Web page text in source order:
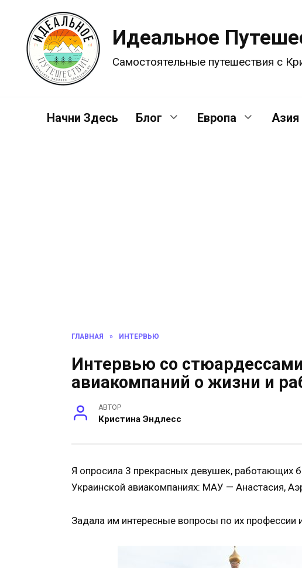
содержанию
Идеальное
Самостоятельные путешествия с
Начни Здесь Блог Европа Азия
ГЛАВНАЯ » ИНТЕРВЬЮ
Интервью со
авиакомпаний о жизни и
АВТОР
Кристина Эндлесс
Я опросила 3 прекрасных девушек, работающих
Украинской авиакомпаниях: МАУ — Анастасия,
Задала им интересные вопросы по их профессии